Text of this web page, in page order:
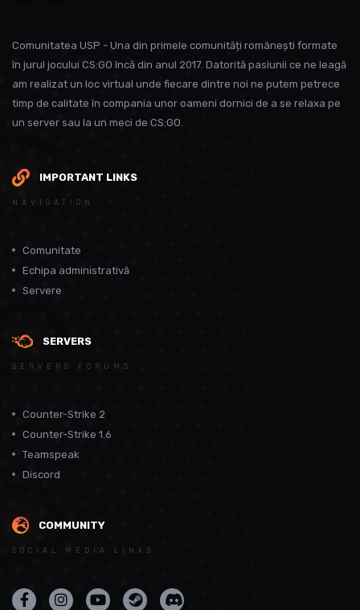
Comunitatea USP - Una din primele comunități românești formate
în jurul jocului CS:GO încă din anul 2017. Datorită pasiunii ce ne leagă
am realizat un loc virtual unde fiecare dintre noi ne putem petrece
timp de calitate în compania unor oameni dornici de a se relaxa pe
un server sau la un meci de CS:GO.
IMPORTANT LINKS
NAVIGATION
Comunitate
Echipa administrativă
Servere
SERVERS
SERVERS FORUMS
Counter-Strike 2
Counter-Strike 1.6
Teamspeak
Discord
COMMUNITY
SOCIAL MEDIA LINKS